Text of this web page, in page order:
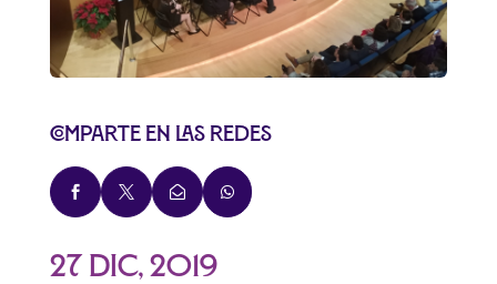
Comparte en las redes
   
27 Dic, 2019